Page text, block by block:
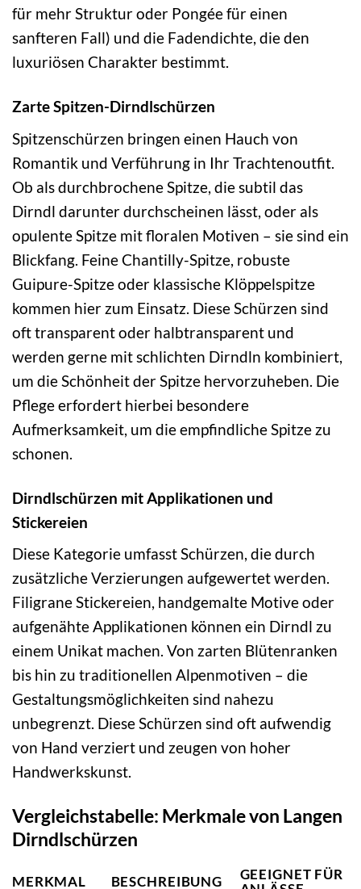
für mehr Struktur oder Pongée für einen
sanfteren Fall) und die Fadendichte, die den
luxuriösen Charakter bestimmt.
Zarte Spitzen-Dirndlschürzen
Spitzenschürzen bringen einen Hauch von
Romantik und Verführung in Ihr Trachtenoutfit.
Ob als durchbrochene Spitze, die subtil das
Dirndl darunter durchscheinen lässt, oder als
opulente Spitze mit floralen Motiven – sie sind ein
Blickfang. Feine Chantilly-Spitze, robuste
Guipure-Spitze oder klassische Klöppelspitze
kommen hier zum Einsatz. Diese Schürzen sind
oft transparent oder halbtransparent und
werden gerne mit schlichten Dirndln kombiniert,
um die Schönheit der Spitze hervorzuheben. Die
Pflege erfordert hierbei besondere
Aufmerksamkeit, um die empfindliche Spitze zu
schonen.
Dirndlschürzen mit Applikationen und
Stickereien
Diese Kategorie umfasst Schürzen, die durch
zusätzliche Verzierungen aufgewertet werden.
Filigrane Stickereien, handgemalte Motive oder
aufgenähte Applikationen können ein Dirndl zu
einem Unikat machen. Von zarten Blütenranken
bis hin zu traditionellen Alpenmotiven – die
Gestaltungsmöglichkeiten sind nahezu
unbegrenzt. Diese Schürzen sind oft aufwendig
von Hand verziert und zeugen von hoher
Handwerkskunst.
Vergleichstabelle: Merkmale von Langen
Dirndlschürzen
MERKMAL BESCHREIBUNG
GEEIGNET FÜR